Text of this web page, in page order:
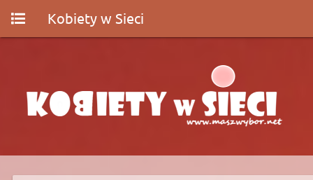
Kobiety w Sieci